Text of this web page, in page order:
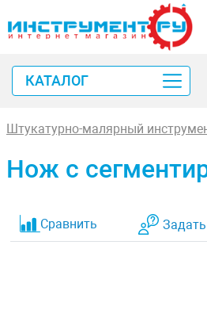
КАТАЛОГ
Штукатурно-малярный
Нож с
Сравнить